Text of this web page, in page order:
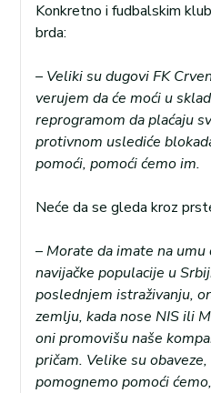
Konkretno i fudbalskim
brda:
– Veliki su dugovi FK
verujem da će moći u
reprogramom da plaćaju
protivnom uslediće
pomoći, pomoći ćemo im.
Neće da se gleda kroz
–Morate da imate na
navijačke populacije u
poslednjem istraživanju,
zemlju, kada nose NIS ili
oni promovišu naše
pričam. Velike su
pomognemo pomoći